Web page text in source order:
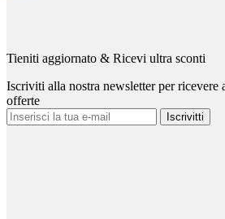
Tieniti aggiornato & Ricevi ultra sconti
Iscriviti alla nostra newsletter per ricevere
offerte
Iscrivitti